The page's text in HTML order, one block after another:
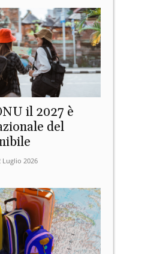
il 2027 è
del
Luglio 2026